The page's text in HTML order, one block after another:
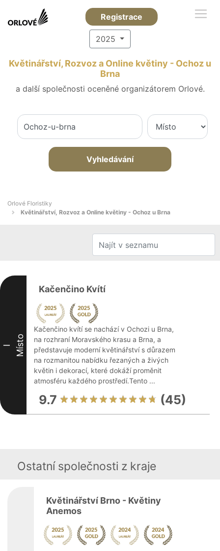
Registrace
2025
Květinářství, Rozvoz a Online květiny - Ochoz u
Brna
a další společnosti oceněné organizátorem Orlové.
Vyhledávání
Orlové Floristiky
Květinářství, Rozvoz a Online květiny - Ochoz u Brna
I Místo
Kačenčino Kvítí
Kačenčino kvítí se nachází v Ochozi u Brna,
na rozhraní Moravského krasu a Brna, a
představuje moderní květinářství s důrazem
na rozmanitou nabídku řezaných a živých
květin i dekorací, které dokáží proměnit
atmosféru každého prostředí.Tento ...
9.7 (45)
Ostatní společnosti z kraje
Květinářství Brno - Květiny
Anemos